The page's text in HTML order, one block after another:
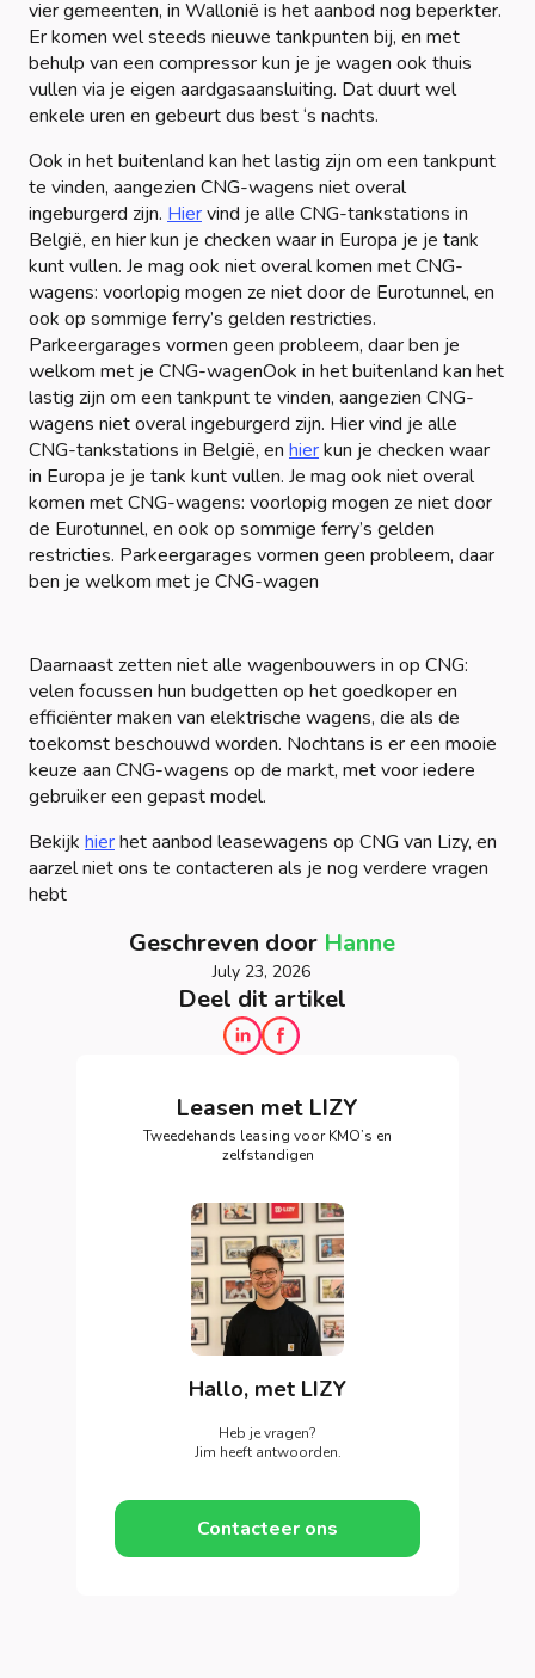
vier gemeenten, in Wallonië is het aanbod nog beperkter.
Er komen wel steeds nieuwe tankpunten bij, en met
behulp van een compressor kun je je wagen ook thuis
vullen via je eigen aardgasaansluiting. Dat duurt wel
enkele uren en gebeurt dus best ‘s nachts.
Ook in het buitenland kan het lastig zijn om een tankpunt
te vinden, aangezien CNG-wagens niet overal
ingeburgerd zijn. Hiervind je alle CNG-tankstations in
België, en hier kun je checken waar in Europa je je tank
kunt vullen. Je mag ook niet overal komen met CNG-
wagens: voorlopig mogen ze niet door de Eurotunnel, en
ook op sommige ferry’s gelden restricties.
Parkeergarages vormen geen probleem, daar ben je
welkom met je CNG-wagenOok in het buitenland kan het
lastig zijn om een tankpunt te vinden, aangezien CNG-
wagens niet overal ingeburgerd zijn. Hier vind je alle
CNG-tankstations in België, en hierkun je checken waar
in Europa je je tank kunt vullen. Je mag ook niet overal
komen met CNG-wagens: voorlopig mogen ze niet door
de Eurotunnel, en ook op sommige ferry’s gelden
restricties. Parkeergarages vormen geen probleem, daar
ben je welkom met je CNG-wagen
Daarnaast zetten niet alle wagenbouwers in op CNG:
velen focussen hun budgetten op het goedkoper en
efficiënter maken van elektrische wagens, die als de
toekomst beschouwd worden. Nochtans is er een mooie
keuze aan CNG-wagens op de markt, met voor iedere
gebruiker een gepast model.
Bekijk hierhet aanbod leasewagens op CNG van Lizy, en
aarzel niet ons te contacteren als je nog verdere vragen
hebt
Geschreven door Hanne
July 23, 2026
Deel dit artikel
Leasen met LIZY
Tweedehands leasing voor KMO’s en
zelfstandigen
Hallo, met LIZY
Heb je vragen?
Jim heeft antwoorden.
Contacteer ons